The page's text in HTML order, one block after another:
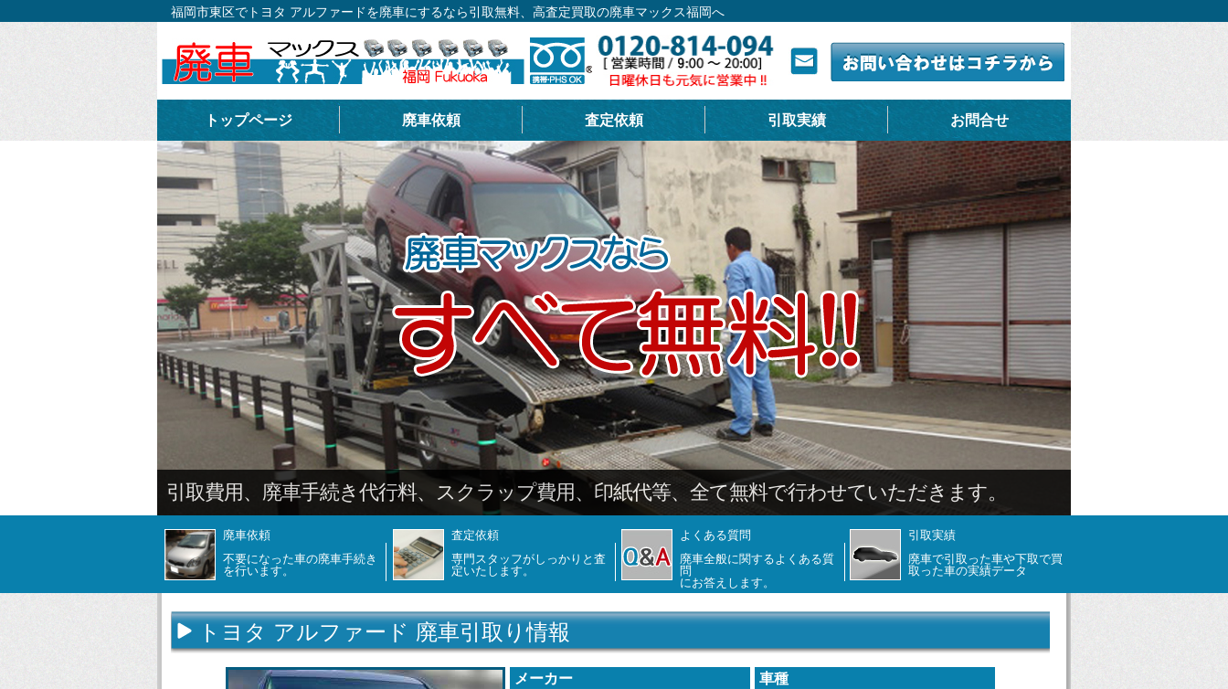
福岡市東区でトヨタ アルファードを廃車にするなら引取無料、高査定買取の廃車マックス福岡へ
トップページ 廃車依頼 査定依頼 引取実績 お問合せ
廃車依頼
不要になった車の廃車手続き
を行います。
査定依頼
専門スタッフがしっかりと査
定いたします。
よくある質問
廃車全般に関するよくある質
問
にお答えします。
引取実績
廃車で引取った車や下取で買
取った車の実績データ
トヨタ アルファード 廃車引取り情報
メーカー
車種